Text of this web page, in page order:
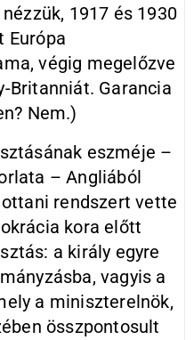
1917 és 1930
Európa
végig megelőzve
Britanniát. Garancia
Nem.)
eszméje –
– Angliából
rendszert vette
kora előtt
a király egyre
vagyis a
a miniszterelnök,
összpontosult